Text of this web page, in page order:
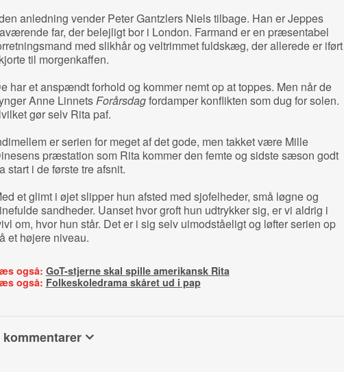
anledning vender Peter Gantzlers Niels tilbage. Han er Jeppes
far, der belejligt bor i London. Farmand er en præsentabel
med slikhår og veltrimmet fuldskæg, der allerede er iført
til morgenkaffen.
har et anspændt forhold og kommer nemt op at toppes. Men når de
Anne LinnetsForårsdagfordamper konflikten som dug for solen.
gør selv Rita paf.
er serien for meget af det gode, men takket være Mille
præstation som Rita kommer den femte og sidste sæson godt
start i de første tre afsnit.
et glimt i øjet slipper hun afsted med sjofelheder, små løgne og
sandheder. Uanset hvor groft hun udtrykker sig, er vi aldrig i
om, hvor hun står. Det er i sig selv uimodståeligt og løfter serien op
et højere niveau.
også: GoT-stjerne skal spille amerikansk Rita
også: Folkeskoledrama skåret ud i pap
kommentarer